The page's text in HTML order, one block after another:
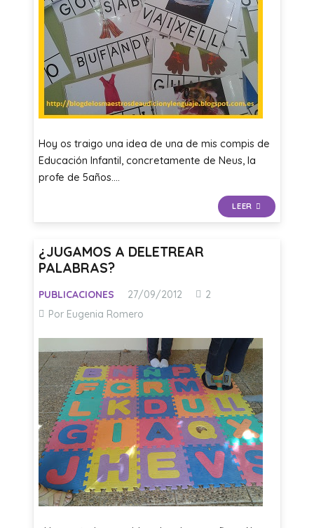
Hoy os traigo una idea de una de mis compis de
Educación Infantil, concretamente de Neus, la
profe de 5años.…
LEER
¿JUGAMOS A DELETREAR
PALABRAS?
PUBLICACIONES 27/09/2012 2
Por Eugenia Romero